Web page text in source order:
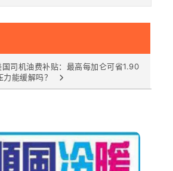
司机油费补贴：最高每加仑可省1.90
力能缓解吗？